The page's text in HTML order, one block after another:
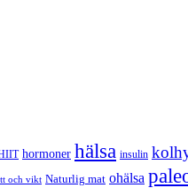
hormoner hälsa insulin
och vikt Naturlig mat ohälsa